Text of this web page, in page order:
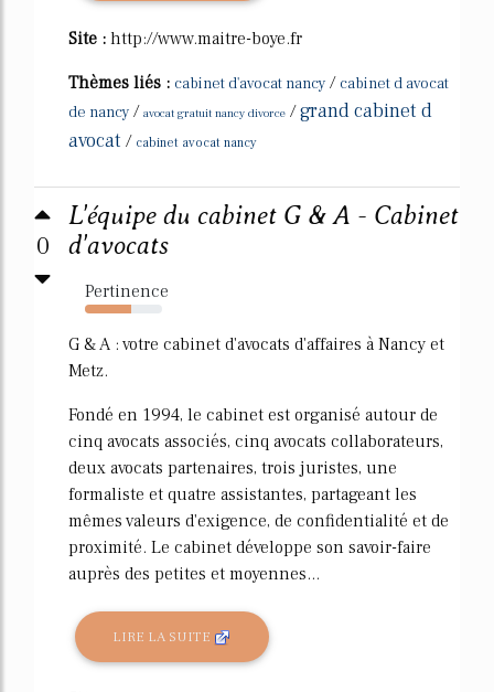
Site : http://www.maitre-boye.fr
Thèmes liés : cabinet d'avocat nancy / cabinet d avocat
de nancy / avocat gratuit nancy divorce /grand cabinet d
avocat / cabinet avocat nancy
0
L'équipe du cabinet G & A - Cabinet
d'avocats
Pertinence
60%
G & A : votre cabinet d'avocats d'affaires à Nancy et
Metz.
Fondé en 1994, le cabinet est organisé autour de
cinq avocats associés, cinq avocats collaborateurs,
deux avocats partenaires, trois juristes, une
formaliste et quatre assistantes, partageant les
mêmes valeurs d'exigence, de confidentialité et de
proximité. Le cabinet développe son savoir-faire
auprès des petites et moyennes...
LIRE LA SUITE